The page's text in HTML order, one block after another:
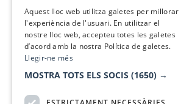
Comunicacions comercials i
Anuncia’t
Vull rebre la newsletter de
Aquest lloc web utilitza galetes per millorar
l'experiència de l'usuari. En utilitzar el
nostre lloc web, accepteu totes les galetes
d’acord amb la nostra Política de galetes.
Llegir-ne més
MOSTRA TOTS ELS SOCIS (1650) →